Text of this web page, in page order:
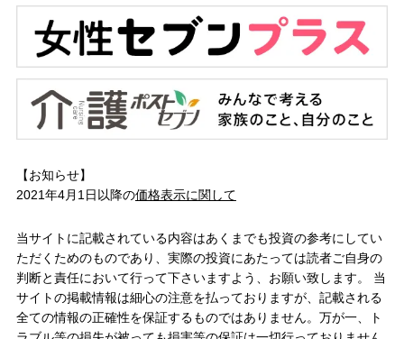
【お知らせ】
2021年4月1日以降の価格表示に関して
当サイトに記載されている内容はあくまでも投資の参考にしてい
ただくためのものであり、実際の投資にあたっては読者ご自身の
判断と責任において行って下さいますよう、お願い致します。 当
サイトの掲載情報は細心の注意を払っておりますが、記載される
全ての情報の正確性を保証するものではありません。万が一、ト